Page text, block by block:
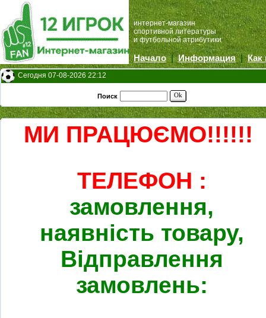
интернет-магазин
спортивной литературы
и футбольной атрибутики
Начало |Информация |Как
Сегодня 07-08-2026 22:12
Поиск Ok
МИ ПРАЦЮЄМО!!!!!!
ТЕЛЕФОН :
замовлення,
наявність товару,
Відправлення
замовлень: